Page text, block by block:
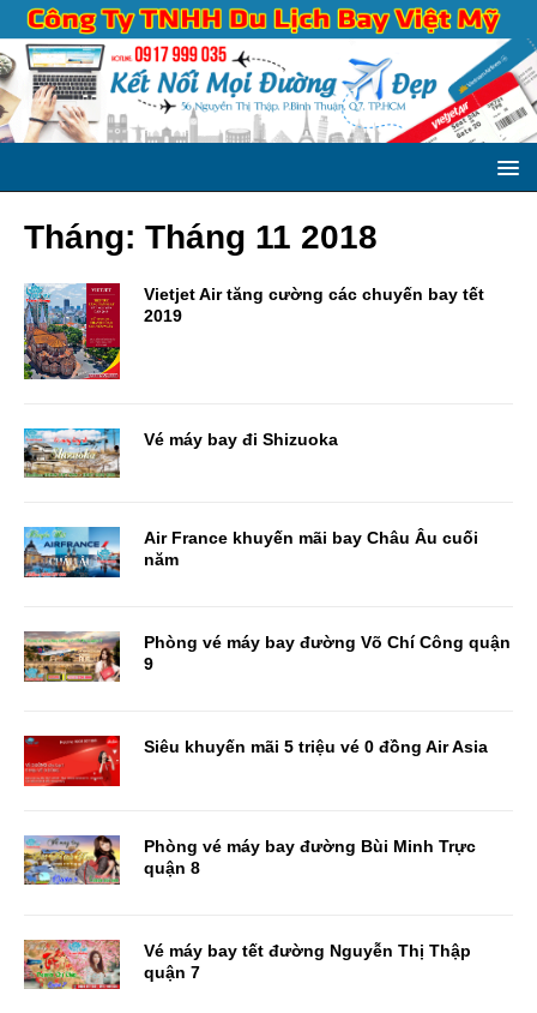
Tháng: Tháng 11 2018
Vietjet Air tăng cường các chuyến bay tết
2019
Vé máy bay đi Shizuoka
Air France khuyến mãi bay Châu Âu cuối
năm
Phòng vé máy bay đường Võ Chí Công quận
9
Siêu khuyến mãi 5 triệu vé 0 đồng Air Asia
Phòng vé máy bay đường Bùi Minh Trực
quận 8
Vé máy bay tết đường Nguyễn Thị Thập
quận 7